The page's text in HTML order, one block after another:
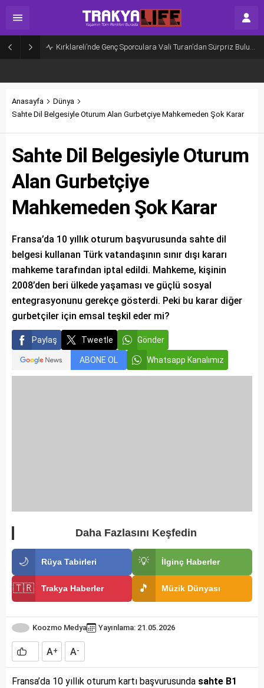
Kırklareli’nde Genç Sporculara Vali Turan’dan Sürpriz Buluşma
Anasayfa
Dünya
Sahte Dil Belgesiyle Oturum Alan Gurbetçiye Mahkemeden Şok Karar
Sahte Dil Belgesiyle Oturum
Alan Gurbetçiye
Mahkemeden Şok Karar
Fransa’da 10 yıllık oturum başvurusunda sahte dil
belgesi kullanan Türk vatandaşının sınır dışı kararı
mahkeme tarafından iptal edildi. Mahkeme, kişinin
2008’den beri ülkede yaşaması ve güçlü sosyal
entegrasyonunu gerekçe gösterdi. Peki bu karar diğer
gurbetçiler için emsal teşkil eder mi?
Paylaş Tweetle Gönder
ABONE OL Whatsapp Kanalımız
Daha Fazlasını Keşfedin
🌙 Rüya Tabirleri 💡 İlginç Haberler
🇹🇷 Trakya Haberler 🎵 Müzik Dünyası
Koozmo Medya Yayınlama: 21.05.2026
A+ A-
Fransa’da 10 yıllık oturum kartı başvurusunda sahte B1